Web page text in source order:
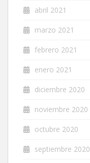
abril 2021
marzo 2021
febrero 2021
enero 2021
diciembre 2020
noviembre 2020
octubre 2020
septiembre 2020